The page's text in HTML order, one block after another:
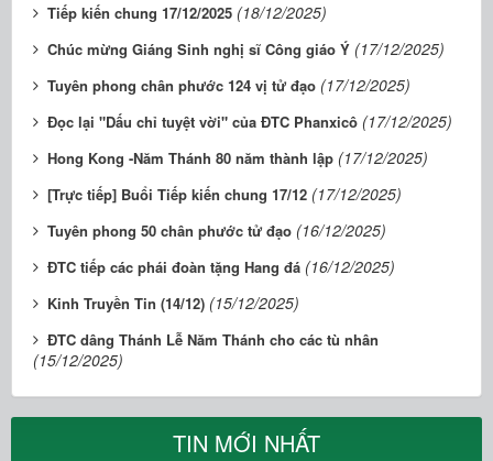
Tiếp kiến chung 17/12/2025 (18/12/2025)
Chúc mừng Giáng Sinh nghị sĩ Công giáo Ý (17/12/2025)
Tuyên phong chân phước 124 vị tử đạo (17/12/2025)
Đọc lại "Dấu chỉ tuyệt vời" của ĐTC Phanxicô (17/12/2025)
Hong Kong -Năm Thánh 80 năm thành lập (17/12/2025)
[Trực tiếp] Buổi Tiếp kiến chung 17/12 (17/12/2025)
Tuyên phong 50 chân phước tử đạo (16/12/2025)
ĐTC tiếp các phái đoàn tặng Hang đá (16/12/2025)
Kinh Truyền Tin (14/12) (15/12/2025)
ĐTC dâng Thánh Lễ Năm Thánh cho các tù nhân
(15/12/2025)
TIN MỚI NHẤT